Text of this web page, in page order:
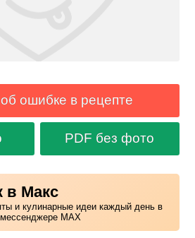
ошибке в рецепте
PDF без фото
в Макс
и кулинарные идеи каждый день в
MAX